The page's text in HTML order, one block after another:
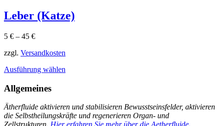
Leber (Katze)
5 € – 45 €
zzgl. Versandkosten
Ausführung wählen
Varianten
auf.
Die
Allgemeines
Ätherfluide aktivieren und stabilisieren Bewusstseinsfelder, aktivieren
die Selbstheilungskräfte und regenerieren Organ- und